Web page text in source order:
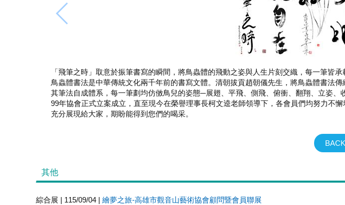
「飛筆之時」取意於振筆書寫的瞬間，將鳥蟲體的飛動之姿與人生片刻交織，每一筆皆
鳥蟲體書法是中華傳統文化兩千年前的書寫文體。清朝拔貢趙朝儀先生，將鳥蟲體書法傳
其筆法自成體系，每一筆劃均仿傚鳥兒的姿態─展翅、平飛、側飛、俯衝、翻翔、立姿、
99年協會正式立案成立，直至現今在榮譽理事長柯文逵老師領導下，各會員們均努力不
充分展現給大家，期盼能得到您們的喝采。
BACK
其他
綜合展 | 115/09/04 | 繪夢之旅-高雄市觀音山藝術協會顧問暨會員聯展